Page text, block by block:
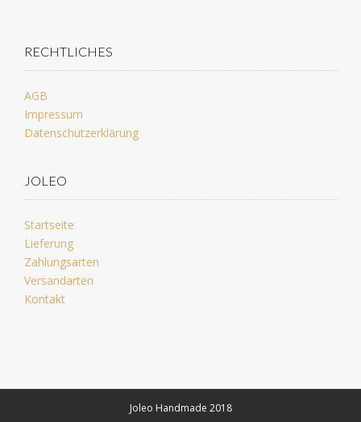
RECHTLICHES
AGB
Impressum
Datenschutzerklärung
JOLEO
Startseite
Lieferung
Zahlungsarten
Versandarten
Kontakt
Joleo Handmade 2018